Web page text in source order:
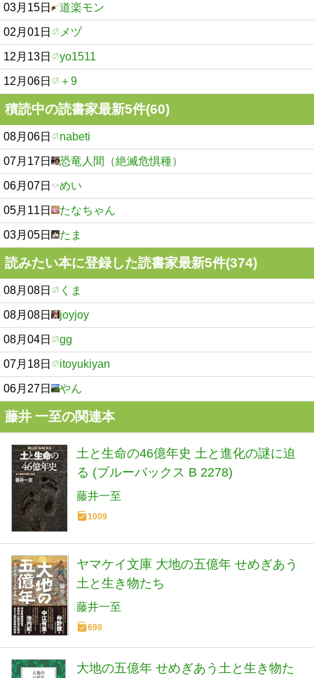
03月15日 道楽モン
02月01日 メヅ
12月13日 yo1511
12月06日 ＋9
積読中の読書家最新5件(60)
08月06日 nabeti
07月17日 恐竜人間（絶滅危惧種）
06月07日 めい
05月11日 たなちゃん
03月05日 たま
読みたい本に登録した読書家最新5件(374)
08月08日 くま
08月08日 joyjoy
08月04日 gg
07月18日 itoyukiyan
06月27日 やん
藤井 一至の関連本
土と生命の46億年史 土と進化の謎に迫
る (ブルーバックス B 2278)
藤井一至
1009
ヤマケイ文庫 大地の五億年 せめぎあう
土と生き物たち
藤井一至
698
大地の五億年 せめぎあう土と生き物た